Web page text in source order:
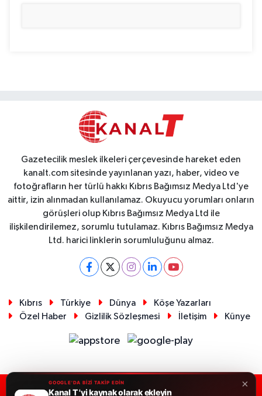
Gazetecilik meslek ilkeleri çerçevesinde hareket eden
kanalt.com sitesinde yayınlanan yazı, haber, video ve
fotoğrafların her türlü hakkı Kıbrıs Bağımsız Medya Ltd'ye
aittir, izin alınmadan kullanılamaz. Okuyucu yorumları onların
görüşleri olup Kıbrıs Bağımsız Medya Ltd ile
ilişkilendirilemez, sorumlu tutulamaz. Kıbrıs Bağımsız Medya
Ltd. harici linklerin sorumluluğunu almaz.
Kıbrıs Türkiye Dünya
Köşe Yazarları
Özel Haber
Gizlilik Sözleşmesi İletişim Künye
RSS Copyright © 2026. Her hakkı saklıdır.
×
GOOGLE'DA BİZİ TAKİP EDİN
Kanal T 'yi kaynak olarak ekleyin